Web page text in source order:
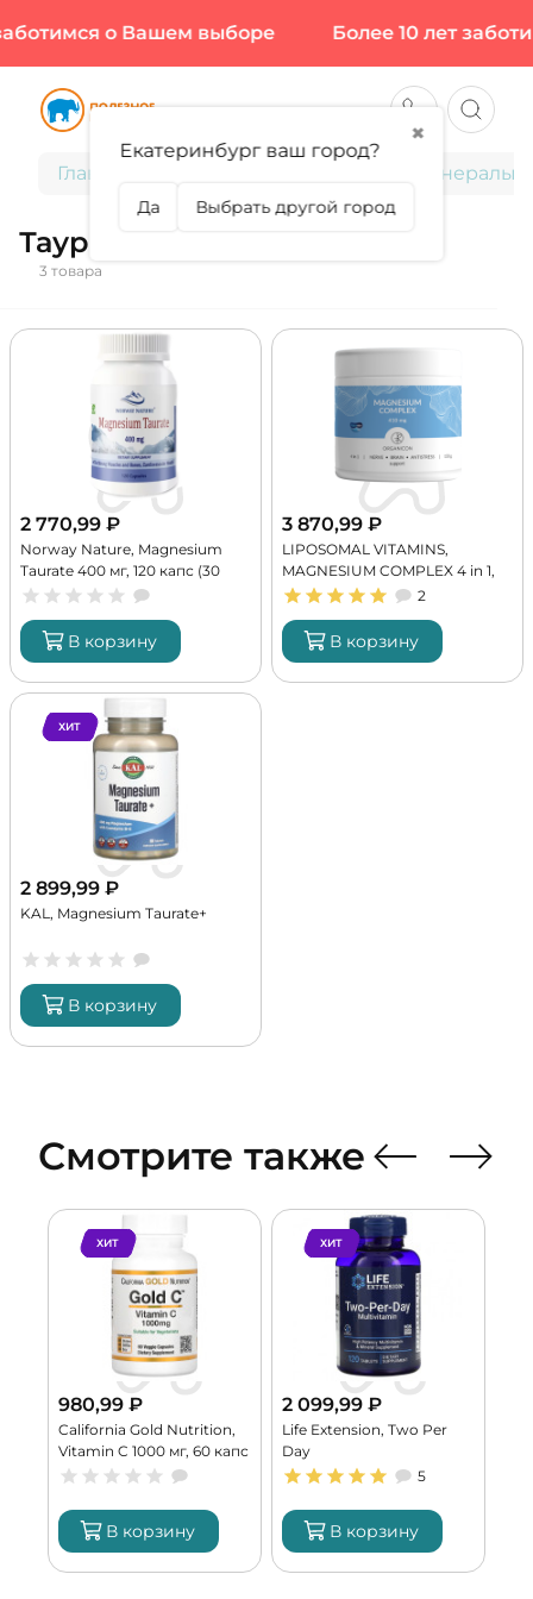
о Вашем выборе Более 10 лет
Главная Минералы
Таурат
3 товара
2 770,99 ₽
Norway Nature, Magnesium
Taurate 400 мг, 120 капс (30
порций)
В корзину
3 870,99 ₽
LIPOSOMAL VITAMINS,
MAGNESIUM COMPLEX 4 in 1,
150 г (30 порций) 2
В корзину
ХИТ
2 899,99 ₽
KAL, Magnesium Taurate+
В корзину
Смотрите также
ХИТ
980,99 ₽
California Gold Nutrition,
Vitamin C 1000 мг, 60 капс
(60 порций)
В корзину
ХИТ
2 099,99 ₽
Life Extension, Two Per
Day
5
В корзину
✖
Екатеринбург ваш город?
Да Выбрать другой город